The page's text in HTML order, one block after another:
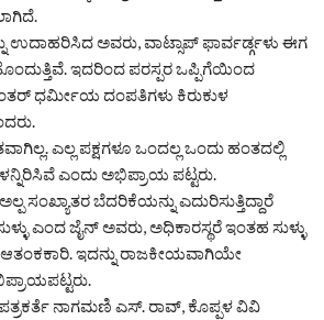
ಅವರು, ವಾಟ್ಸಾಪ್ ಫಾರ್ವರ್ಡ್ಗಳು ಈಗ
ಇದರಿಂದ ಪರಸ್ಪರ ಒಪ್ಪಿಗೆಯಿಂದ
ಧರ್ಮೀಯ ದಂಪತಿಗಳು ಕಿರುಕುಳ
ಎಲ್ಲ ಪಕ್ಷಗಳೂ ಒಂದಲ್ಲ ಒಂದು ಹಂತದಲ್ಲಿ
ಎಂದು ಅಭಿಪ್ರಾಯ ಪಟ್ಟರು.
ಸಂಖ್ಯಾತರ ಬೆದರಿಕೆಯನ್ನು ಎದುರಿಸುತ್ತಿದ್ದಾರೆ
ಎಂದ ಜೈನ್ ಅವರು, ಅಧಿಕಾರಸ್ಥರೆ ಇಂತಹ ಸುಳ್ಳು
ಆತಂಕಕಾರಿ. ಇದನ್ನು ರಾಜಕೀಯವಾಗಿಯೇ
ನಾಗಮಣಿ ಎಸ್. ರಾವ್, ಕೊಪ್ಪಳ ವಿವಿ